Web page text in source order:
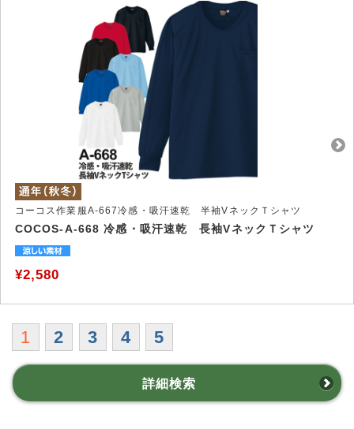
コーコス作業服A-667冷感・吸汗速乾 半袖VネックＴシャツ
COCOS-A-668 冷感・吸汗速乾 長袖VネックＴシャツ
¥2,580
1 2 3 4 5
詳細検索